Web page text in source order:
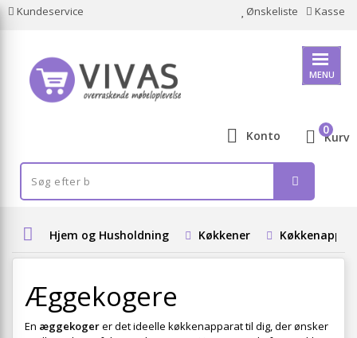
Kundeservice Ønskeliste Kasse
MENU
Konto Kurv
0
Hjem og Husholdning Køkkener
Æggekogere
En æggekogerer det ideelle køkkenapparat til dig, der ønsker